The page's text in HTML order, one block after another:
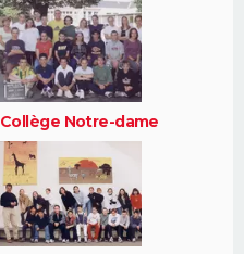
Collège Notre-dame